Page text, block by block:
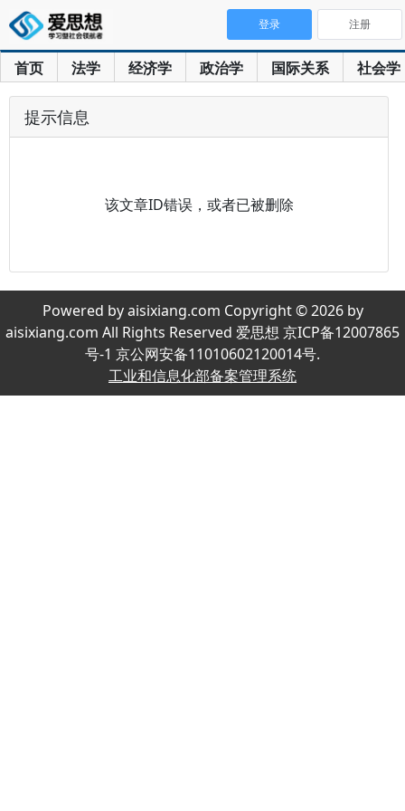
首页 法学 经济学 政治学 国际关系 社会学
登录 注册
提示信息
该文章ID错误，或者已被删除
Powered by aisixiang.com Copyright © 2026 by
aisixiang.com All Rights Reserved 爱思想 京ICP备12007865
号-1 京公网安备11010602120014号.
工业和信息化部备案管理系统